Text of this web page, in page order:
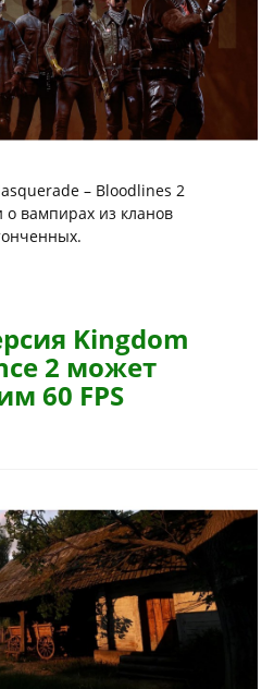
– Bloodlines 2
о вампирах из кланов
Kingdom
2 может
60 FPS